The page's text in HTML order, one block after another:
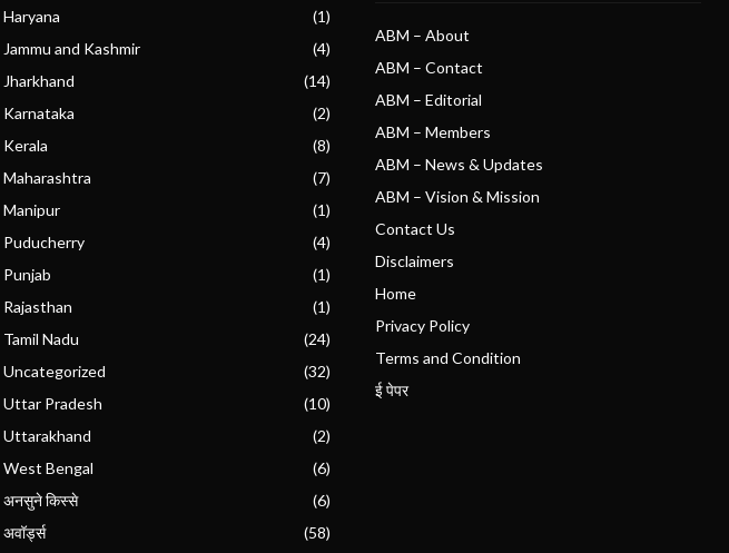
Haryana
(1)
Jammu and Kashmir
(4)
Jharkhand
(14)
Karnataka
(2)
Kerala
(8)
Maharashtra
(7)
Manipur
(1)
Puducherry
(4)
Punjab
(1)
Rajasthan
(1)
Tamil Nadu
(24)
Uncategorized
(32)
Uttar Pradesh
(10)
Uttarakhand
(2)
West Bengal
(6)
अनसुने किस्से
(6)
अवॉर्ड्स
(58)
ABM – About
ABM – Contact
ABM – Editorial
ABM – Members
ABM – News & Updates
ABM – Vision & Mission
Contact Us
Disclaimers
Home
Privacy Policy
Terms and Condition
ई पेपर